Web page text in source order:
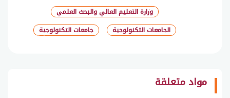
شارك
وزارة التعليم العالي والبحث العلمي
الجامعات التكنولوجية
جامعات التكنولوجية
مواد متعلقة